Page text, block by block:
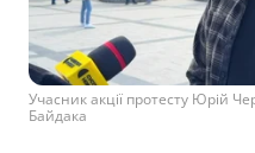
Учасник акції протесту Юрій
Байдака